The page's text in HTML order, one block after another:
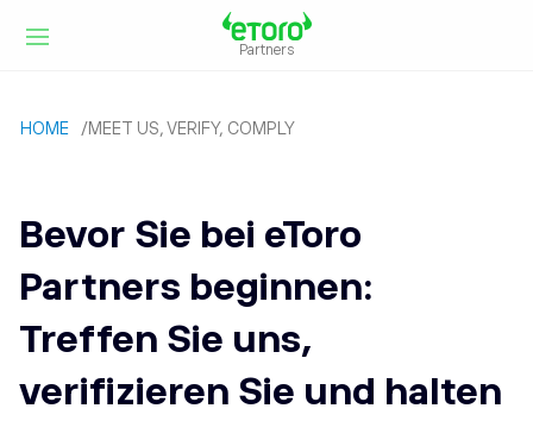
Partners
HOME /MEET US, VERIFY, COMPLY
Bevor Sie bei eToro
Partners beginnen:
Treffen Sie uns,
verifizieren Sie und halten